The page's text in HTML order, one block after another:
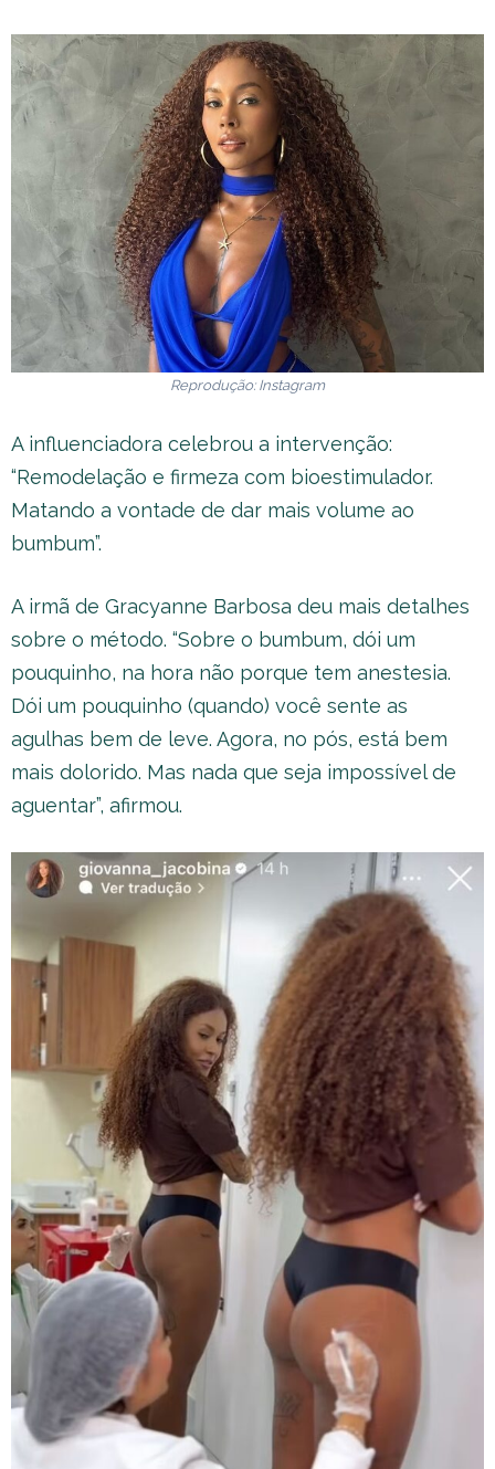
Reprodução: Instagram
A influenciadora celebrou a intervenção:
“Remodelação e firmeza com bioestimulador.
Matando a vontade de dar mais volume ao
bumbum”.
A irmã de Gracyanne Barbosa deu mais detalhes
sobre o método. “Sobre o bumbum, dói um
pouquinho, na hora não porque tem anestesia.
Dói um pouquinho (quando) você sente as
agulhas bem de leve. Agora, no pós, está bem
mais dolorido. Mas nada que seja impossível de
aguentar”, afirmou.